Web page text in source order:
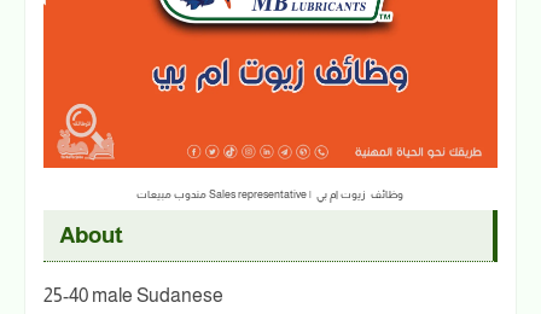
مندوب مبيعات Sales representative | وظائف زيوت ام بي
About
25-40 male Sudanese